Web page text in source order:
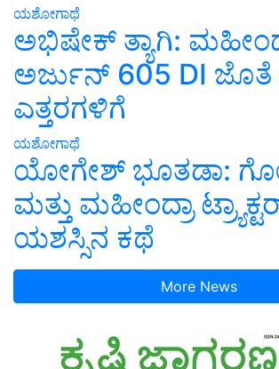
ಯಶೋಗಾಥೆ
ಅಭಿಷೇಕ್ ತ್ಯಾಗಿ:
ಅರ್ಜುನ್ 605 DI
ಎತ್ತರಗಳಿಗೆ
ಯಶೋಗಾಥೆ
ಯೋಗೇಶ್ ಭೂತಡಾ:
ಮತ್ತು ಮಹೀಂದ್ರಾ
ಯಶಸ್ಸಿನ ಕಥೆ
More News